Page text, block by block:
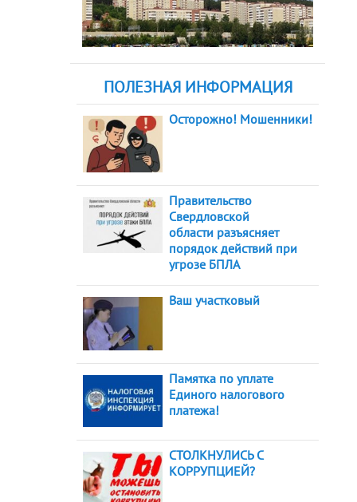
ПОЛЕЗНАЯ ИНФОРМАЦИЯ
Осторожно! Мошенники!
Правительство
Свердловской
области разъясняет
порядок действий при
угрозе БПЛА
Ваш участковый
Памятка по уплате
Единого налогового
платежа!
СТОЛКНУЛИСЬ С
КОРРУПЦИЕЙ?